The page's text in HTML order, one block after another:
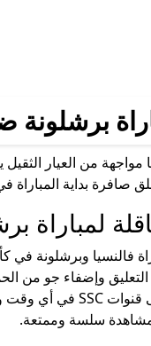
برشلونة
في تمام الساعة 10:30 مساءً بتوقيت القاهرة،
لمباراة
وإضفاء جو من
مشاهدة سلسة وممتعة.